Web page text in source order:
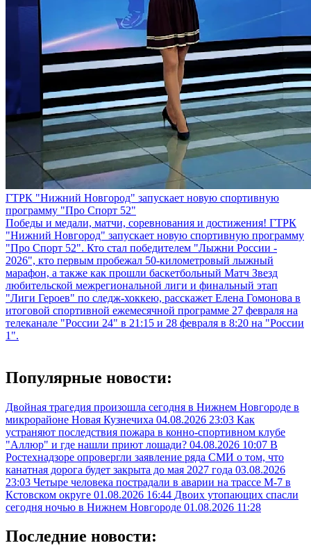
ГТРК "Нижний Новгород" запускает новую спортивную
программу "Про Спорт 52"
Победы и медали, матчи, соревнования и достижения! ГТРК
"Нижний Новгород" запускает новую спортивную программу
"Про Спорт 52". Кто стал победителем "Лыжни России -
2026", кто первым пробежал 50-километровый лыжный
марафон, а также как прошли баскетбольный Матч Звезд
любительской межрегиональной лиги и финальный этап
"Лиги Героев" по следж-хоккею, расскажет Елена Гомонова в
итоговой спортивной ежемесячной программе 27 февраля на
телеканале "России 24" в 21:15 и 28 февраля в 8:20 на "России
1".
Популярные новости:
Двойная трагедия произошла сегодня в Нижнем Новгороде в
микрорайоне Новая Кузнечиха 04.08.2026 23:03 Как
устраняют последствия пожара в конно-спортивном клубе
"Аллюр" и где нашли приют лошади? 04.08.2026 10:07 В
Ростехнадзоре опровергли заявление ряда СМИ о том, что
канатная дорога будет закрыта до мая 2027 года 03.08.2026
23:03 Четыре человека пострадали в аварии на трассе М-7 в
Кстовском округе 01.08.2026 16:44 Двоих утопающих спасли
сегодня ночью в Нижнем Новгороде 01.08.2026 11:28
Последние новости: